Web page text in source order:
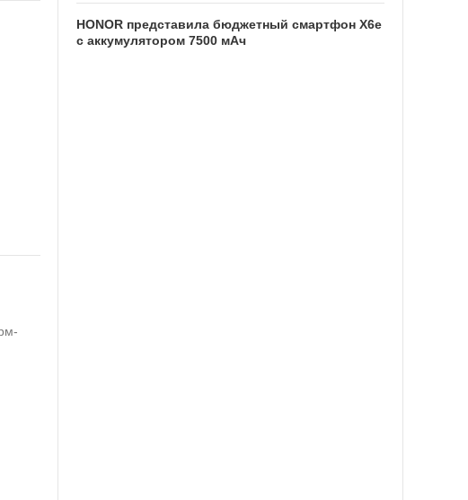
HONOR представила бюджетный смартфон X6e
с аккумулятором 7500 мАч